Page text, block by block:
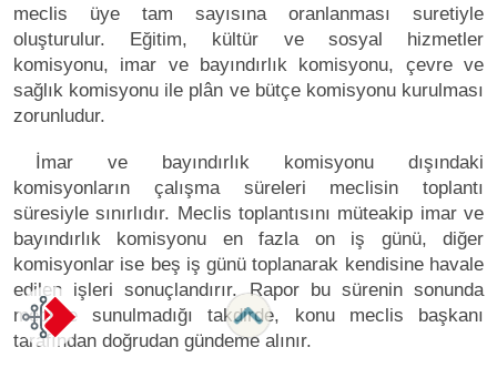
meclis üye tam sayısına oranlanması suretiyle
oluşturulur. Eğitim, kültür ve sosyal hizmetler
komisyonu, imar ve bayındırlık komisyonu, çevre ve
sağlık komisyonu ile plân ve bütçe komisyonu kurulması
zorunludur.
İmar ve bayındırlık komisyonu dışındaki
komisyonların çalışma süreleri meclisin toplantı
süresiyle sınırlıdır. Meclis toplantısını müteakip imar ve
bayındırlık komisyonu en fazla on iş günü, diğer
komisyonlar ise beş iş günü toplanarak kendisine havale
edilen işleri sonuçlandırır. Rapor bu sürenin sonunda
meclise sunulmadığı takdirde, konu meclis başkanı
tarafından doğrudan gündeme alınır.